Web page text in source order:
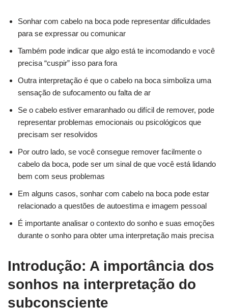
Sonhar com cabelo na boca pode representar dificuldades
para se expressar ou comunicar
Também pode indicar que algo está te incomodando e você
precisa “cuspir” isso para fora
Outra interpretação é que o cabelo na boca simboliza uma
sensação de sufocamento ou falta de ar
Se o cabelo estiver emaranhado ou difícil de remover, pode
representar problemas emocionais ou psicológicos que
precisam ser resolvidos
Por outro lado, se você consegue remover facilmente o
cabelo da boca, pode ser um sinal de que você está lidando
bem com seus problemas
Em alguns casos, sonhar com cabelo na boca pode estar
relacionado a questões de autoestima e imagem pessoal
É importante analisar o contexto do sonho e suas emoções
durante o sonho para obter uma interpretação mais precisa
Introdução: A importância dos
sonhos na interpretação do
subconsciente